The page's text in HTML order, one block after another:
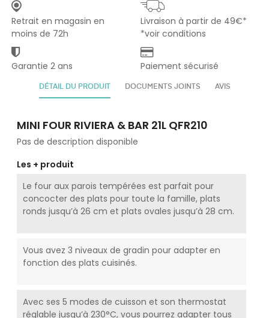
Retrait en magasin en
moins de 72h
Livraison à partir de 49€*
*voir conditions
Garantie 2 ans Paiement sécurisé
DÉTAIL DU PRODUIT DOCUMENTS JOINTS AVIS
MINI FOUR RIVIERA & BAR 21L QFR210
Pas de description disponible
Les + produit
Le four aux parois tempérées est parfait pour
concocter des plats pour toute la famille, plats
ronds jusqu’à 26 cm et plats ovales jusqu’à 28 cm.
Vous avez 3 niveaux de gradin pour adapter en
fonction des plats cuisinés.
Avec ses 5 modes de cuisson et son thermostat
réglable jusqu’à 230°C, vous pourrez adapter tous